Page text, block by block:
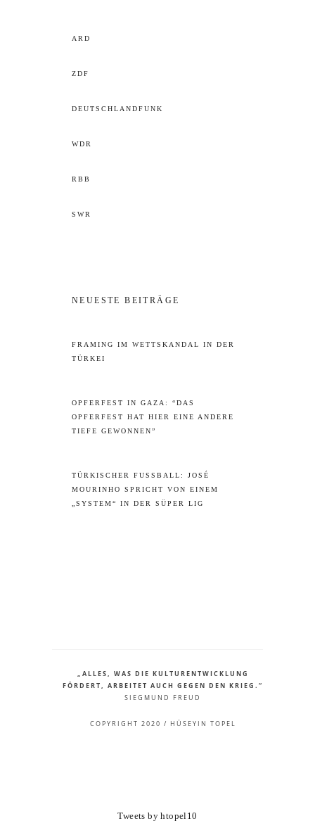
ARD
ZDF
DEUTSCHLANDFUNK
WDR
RBB
SWR
NEUESTE BEITRÄGE
FRAMING IM WETTSKANDAL IN DER
TÜRKEI
OPFERFEST IN GAZA: “DAS
OPFERFEST HAT HIER EINE ANDERE
TIEFE GEWONNEN”
TÜRKISCHER FUSSBALL: JOSÉ M
OURINHO SPRICHT VON EINEM „
SYSTEM“ IN DER SÜPER LIG
„ALLES, WAS DIE KULTURENTWICKLUNG
FÖRDERT, ARBEITET AUCH GEGEN DEN KRIEG.“
SIEGMUND FREUD
COPYRIGHT 2020 / HÜSEYIN TOPEL
Tweets by htopel10